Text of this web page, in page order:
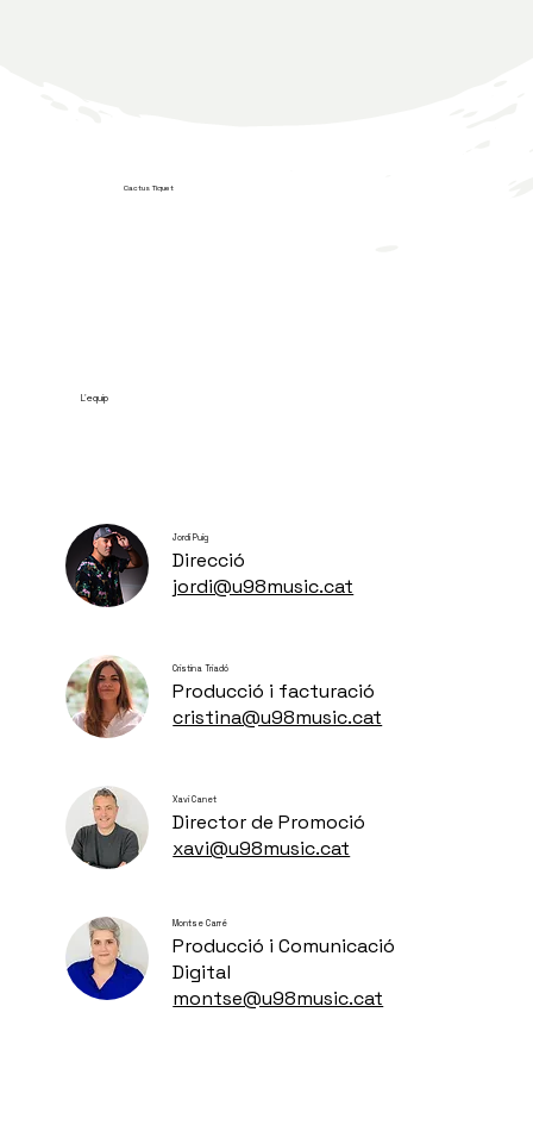
Cactus Tiquet
L'equip
Jordi Puig
Direcció
jordi@u98music.cat
Cristina Triadó
Producció i facturació
cristina@u98music.cat
Xavi Canet
Director de Promoció
xavi@u98music.cat
Montse Carré
Producció i Comunicació
Digital
montse@u98music.cat